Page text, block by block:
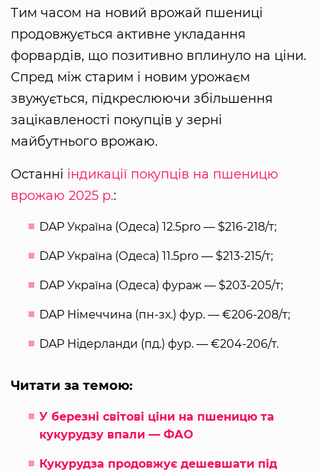
Тим часом на новий врожай пшениці
продовжується активне укладання
форвардів, що позитивно вплинуло на ціни.
Спред між старим і новим урожаєм
звужується, підкреслюючи збільшення
зацікавленості покупців у зерні
майбутнього врожаю.
Останні індикації покупців на пшеницю
врожаю 2025 р.:
DAP Україна (Одеса) 12.5pro — $216-218/т;
DAP Україна (Одеса) 11.5pro — $213-215/т;
DAP Україна (Одеса) фураж — $203-205/т;
DAP Німеччина (пн-зх.) фур. — €206-208/т;
DAP Нідерланди (пд.) фур. — €204-206/т.
Читати за темою:
У березні світові ціни на пшеницю та
кукурудзу впали — ФАО
Кукурудза продовжує дешевшати під